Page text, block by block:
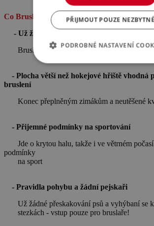
Co Bruslírna nabízí?
- Už žádné odkládání inline bruslí na zimu
Bruslit konečně můžete klidně celý rok!
- Plocha větší než hokejové hřiště vhodná
bruslení
Konec přeplněným zimákům a neutěšené
- Přijemné podmínky na sportování
Jde o krytou halu, takže i ve větrném
podmínky
na sport
- Pravidla pohybu a žádní pejskaři
Už žádné přeskakování psů a vyhýbaní se
stezkách - vstup pouze pro bruslaře!
PŘIJMOUT POUZE NEZBYTNÉ
PODROBNÉ NASTAVENÍ